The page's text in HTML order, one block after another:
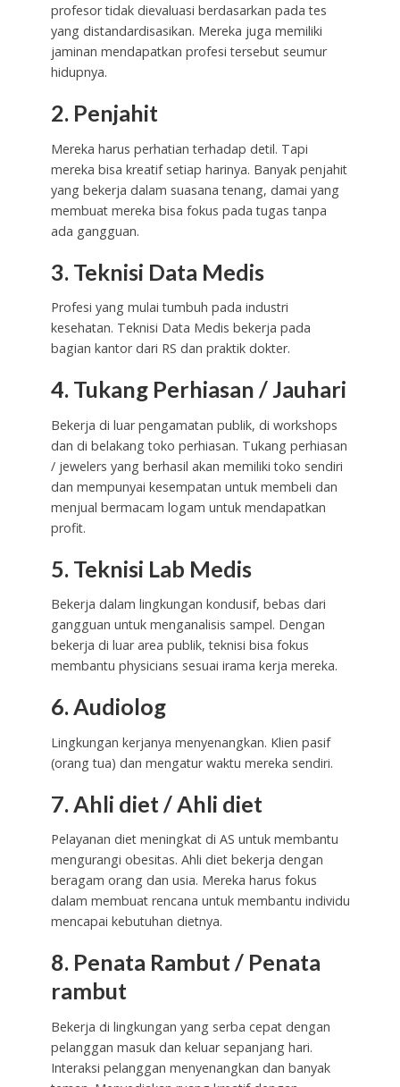
profesor tidak dievaluasi berdasarkan pada tes
yang distandardisasikan. Mereka juga memiliki
jaminan mendapatkan profesi tersebut seumur
hidupnya.
2. Penjahit
Mereka harus perhatian terhadap detil. Tapi
mereka bisa kreatif setiap harinya. Banyak penjahit
yang bekerja dalam suasana tenang, damai yang
membuat mereka bisa fokus pada tugas tanpa
ada gangguan.
3. Teknisi Data Medis
Profesi yang mulai tumbuh pada industri
kesehatan. Teknisi Data Medis bekerja pada
bagian kantor dari RS dan praktik dokter.
4. Tukang Perhiasan / Jauhari
Bekerja di luar pengamatan publik, di workshops
dan di belakang toko perhiasan. Tukang perhiasan
/ jewelers yang berhasil akan memiliki toko sendiri
dan mempunyai kesempatan untuk membeli dan
menjual bermacam logam untuk mendapatkan
profit.
5. Teknisi Lab Medis
Bekerja dalam lingkungan kondusif, bebas dari
gangguan untuk menganalisis sampel. Dengan
bekerja di luar area publik, teknisi bisa fokus
membantu physicians sesuai irama kerja mereka.
6. Audiolog
Lingkungan kerjanya menyenangkan. Klien pasif
(orang tua) dan mengatur waktu mereka sendiri.
7. Ahli diet / Ahli diet
Pelayanan diet meningkat di AS untuk membantu
mengurangi obesitas. Ahli diet bekerja dengan
beragam orang dan usia. Mereka harus fokus
dalam membuat rencana untuk membantu individu
mencapai kebutuhan dietnya.
8. Penata Rambut / Penata
rambut
Bekerja di lingkungan yang serba cepat dengan
pelanggan masuk dan keluar sepanjang hari.
Interaksi pelanggan menyenangkan dan banyak